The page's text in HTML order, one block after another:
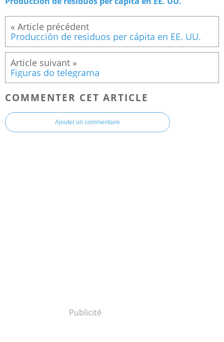
Producción de residuos per cápita en EE. UU.
Figuras do telegrama
COMMENTER CET ARTICLE
Ajouter un commentaire
Publicité